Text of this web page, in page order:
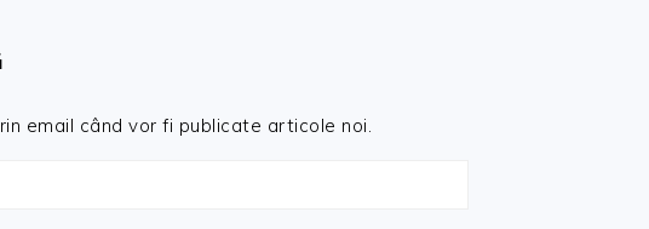
email când vor fi publicate articole noi.